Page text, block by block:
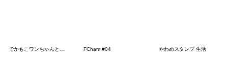
FCham #04 やわめスタンプ 生活